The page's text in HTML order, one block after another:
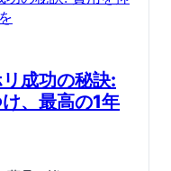
成功の秘訣:
、最高の1年